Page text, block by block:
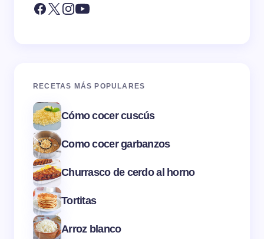
RECETAS MÁS POPULARES
Cómo cocer cuscús
Como cocer garbanzos
Churrasco de cerdo al horno
Tortitas
Arroz blanco